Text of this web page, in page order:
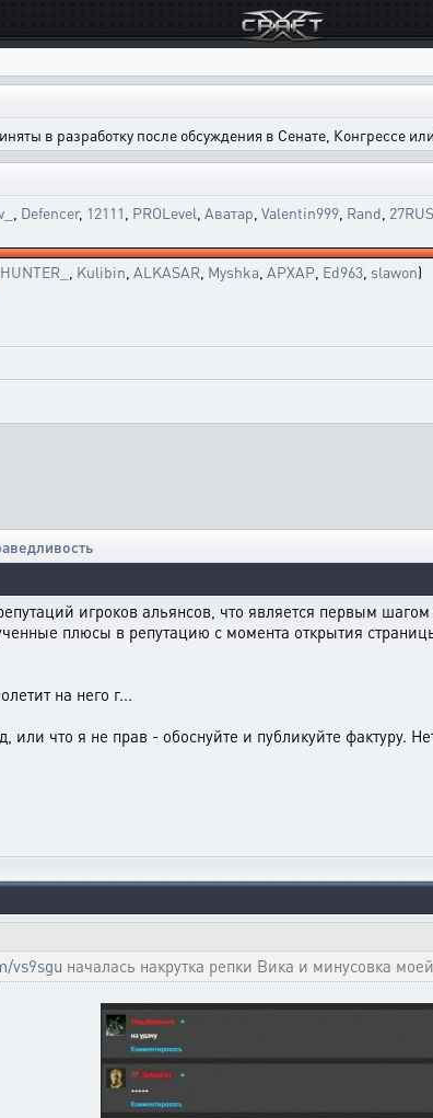
в разработку после обсуждения в Сенате, Конгрессе
Defencer, 12111 PROLevel Аватар Valentin999 Rand
_HUNTER_ Kulibin ALKASAR Myshka APXAP Ed963 slawon)
игроков альянсов, что является первым
плюсы в репутацию с момента открытия
на него г...
или что я не прав - обоснуйте и публикуйте фактуру.
vs9sgu началась накрутка репки Вика и минусовка